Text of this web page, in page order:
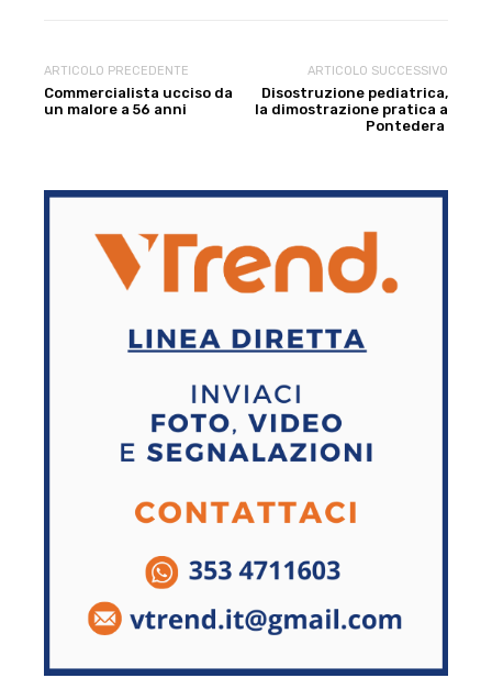
ARTICOLO PRECEDENTE
Commercialista ucciso da
un malore a 56 anni
ARTICOLO SUCCESSIVO
Disostruzione pediatrica,
la dimostrazione pratica a
Pontedera